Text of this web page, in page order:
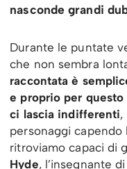
nasconde grandi
Durante le puntate
che non sembra
raccontata è
e proprio per
ci lascia indifferenti,
personaggi
ritroviamo capaci di
Hyde, l’insegnante